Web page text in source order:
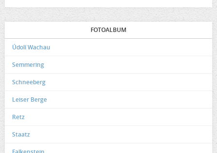
FOTOALBUM
Údolí Wachau
Semmering
Schneeberg
Leiser Berge
Retz
Staatz